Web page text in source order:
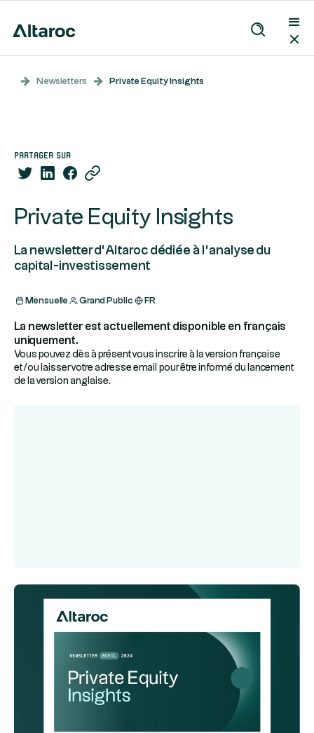
Newsletters Private Equity Insights
partager sur
Private Equity Insights
La newsletter d’Altaroc dédiée à l’analyse du
capital-investissement
Mensuelle Grand Public FR
La newsletter est actuellement disponible en français
uniquement.
Vous pouvez dès à présent vous inscrire à la version française
et/ou laisser votre adresse email pour être informé du lancement
de la version anglaise.